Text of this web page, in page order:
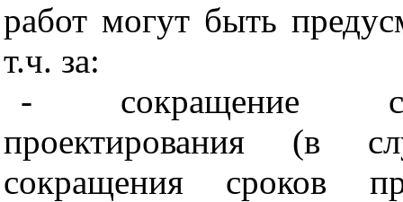
работ могут быть
т.ч. за:
- сокращение
проектирования (в
сокращения сроков